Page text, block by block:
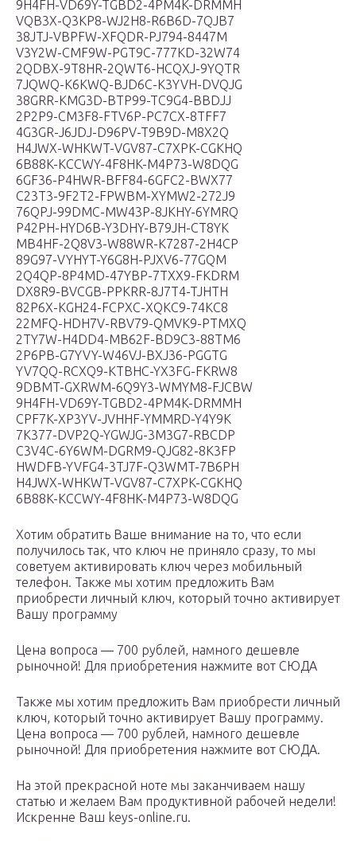
9H4FH-VD69Y-TGBD2-4PM4K-DRMMH
VQB3X-Q3KP8-WJ2H8-R6B6D-7QJB7
38JTJ-VBPFW-XFQDR-PJ794-8447M
V3Y2W-CMF9W-PGT9C-777KD-32W74
2QDBX-9T8HR-2QWT6-HCQXJ-9YQTR
7JQWQ-K6KWQ-BJD6C-K3YVH-DVQJG
38GRR-KMG3D-BTP99-TC9G4-BBDJJ
2P2P9-CM3F8-FTV6P-PC7CX-8TFF7
4G3GR-J6JDJ-D96PV-T9B9D-M8X2Q
H4JWX-WHKWT-VGV87-C7XPK-CGKHQ
6B88K-KCCWY-4F8HK-M4P73-W8DQG
6GF36-P4HWR-BFF84-6GFC2-BWX77
C23T3-9F2T2-FPWBM-XYMW2-272J9
76QPJ-99DMC-MW43P-8JKHY-6YMRQ
P42PH-HYD6B-Y3DHY-B79JH-CT8YK
MB4HF-2Q8V3-W88WR-K7287-2H4CP
89G97-VYHYT-Y6G8H-PJXV6-77GQM
2Q4QP-8P4MD-47YBP-7TXX9-FKDRM
DX8R9-BVCGB-PPKRR-8J7T4-TJHTH
82P6X-KGH24-FCPXC-XQKC9-74KC8
22MFQ-HDH7V-RBV79-QMVK9-PTMXQ
2TY7W-H4DD4-MB62F-BD9C3-88TM6
2P6PB-G7YVY-W46VJ-BXJ36-PGGTG
YV7QQ-RCXQ9-KTBHC-YX3FG-FKRW8
9DBMT-GXRWM-6Q9Y3-WMYM8-FJCBW
9H4FH-VD69Y-TGBD2-4PM4K-DRMMH
CPF7K-XP3YV-JVHHF-YMMRD-Y4Y9K
7K377-DVP2Q-YGWJG-3M3G7-RBCDP
C3V4C-6Y6WM-DGRM9-QJG82-8K3FP
HWDFB-YVFG4-3TJ7F-Q3WMT-7B6PH
H4JWX-WHKWT-VGV87-C7XPK-CGKHQ
6B88K-KCCWY-4F8HK-M4P73-W8DQG
Хотим обратить Ваше внимание на то, что если
получилось так, что ключ не приняло сразу, то мы
советуем активировать ключ через мобильный
телефон. Также мы хотим предложить Вам
приобрести личный ключ, который точно активирует
Вашу программу
Цена вопроса — 700 рублей, намного дешевле
рыночной! Для приобретения нажмите вот СЮДА
Также мы хотим предложить Вам приобрести личный
ключ, который точно активирует Вашу программу.
Цена вопроса — 700 рублей, намного дешевле
рыночной! Для приобретения нажмите вот СЮДА.
На этой прекрасной ноте мы заканчиваем нашу
статью и желаем Вам продуктивной рабочей недели!
Искренне Ваш keys-online.ru.